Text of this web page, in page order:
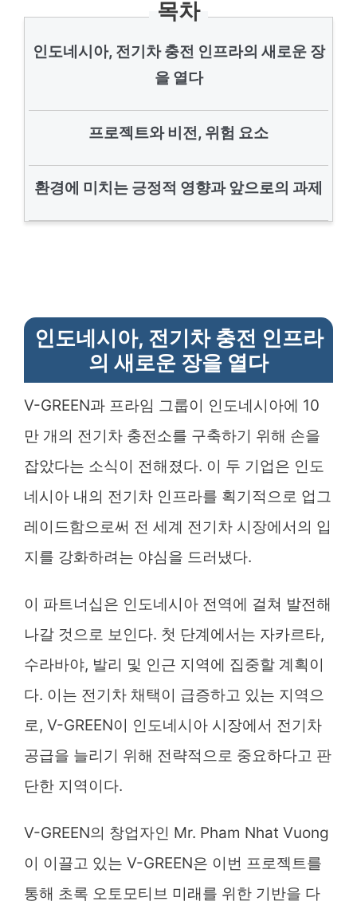
목차
인도네시아, 전기차 충전 인프라의 새로운 장
을 열다
프로젝트와 비전, 위험 요소
환경에 미치는 긍정적 영향과 앞으로의 과제
인도네시아, 전기차 충전 인프라
의 새로운 장을 열다
V-GREEN과 프라임 그룹이 인도네시아에 10
만 개의 전기차 충전소를 구축하기 위해 손을
잡았다는 소식이 전해졌다. 이 두 기업은 인도
네시아 내의 전기차 인프라를 획기적으로 업그
레이드함으로써 전 세계 전기차 시장에서의 입
지를 강화하려는 야심을 드러냈다.
이 파트너십은 인도네시아 전역에 걸쳐 발전해
나갈 것으로 보인다. 첫 단계에서는 자카르타,
수라바야, 발리 및 인근 지역에 집중할 계획이
다. 이는 전기차 채택이 급증하고 있는 지역으
로, V-GREEN이 인도네시아 시장에서 전기차
공급을 늘리기 위해 전략적으로 중요하다고 판
단한 지역이다.
V-GREEN의 창업자인 Mr. Pham Nhat Vuong
이 이끌고 있는 V-GREEN은 이번 프로젝트를
통해 초록 오토모티브 미래를 위한 기반을 다